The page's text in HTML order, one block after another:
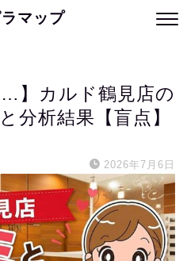
マップ
…】カルド鶴見店の
分析結果【盲点】
2026年7月6日